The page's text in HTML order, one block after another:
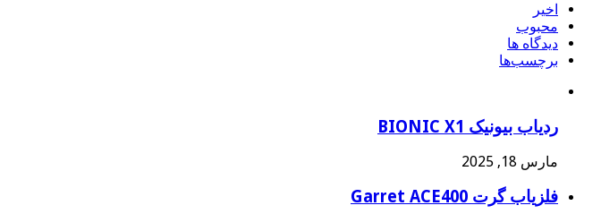
اخیر
محبوب
دیدگاه ها
برچسب‌ها
ردیاب بیونیک BIONIC X1
مارس 18, 2025
فلزیاب گرت Garret ACE400